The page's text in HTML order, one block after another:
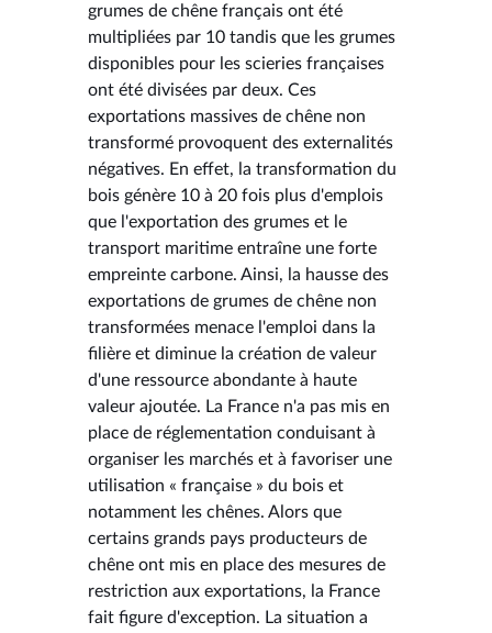
grumes de chêne français ont été
multipliées par 10 tandis que les grumes
disponibles pour les scieries françaises
ont été divisées par deux. Ces
exportations massives de chêne non
transformé provoquent des externalités
négatives. En effet, la transformation du
bois génère 10 à 20 fois plus d'emplois
que l'exportation des grumes et le
transport maritime entraîne une forte
empreinte carbone. Ainsi, la hausse des
exportations de grumes de chêne non
transformées menace l'emploi dans la
filière et diminue la création de valeur
d'une ressource abondante à haute
valeur ajoutée. La France n'a pas mis en
place de réglementation conduisant à
organiser les marchés et à favoriser une
utilisation « française » du bois et
notamment les chênes. Alors que
certains grands pays producteurs de
chêne ont mis en place des mesures de
restriction aux exportations, la France
fait figure d'exception. La situation a